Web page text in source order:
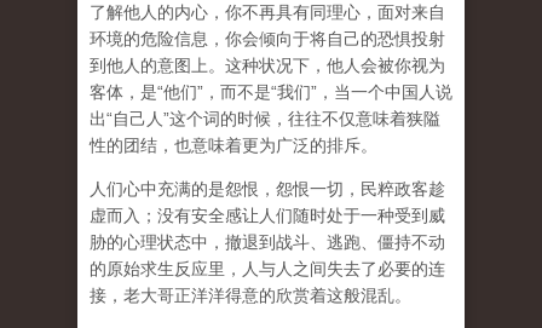
了解他人的内心，你不再具有同理心，面对来自
环境的危险信息，你会倾向于将自己的恐惧投射
到他人的意图上。这种状况下，他人会被你视为
客体，是“他们”，而不是“我们”， 当一个中国人说
出“自己人”这个词的时候，往往不仅意味着狭隘
性的团结，也意味着更为广泛的排斥。
人们心中充满的是怨恨，怨恨一切，民粹政客趁
虚而入；没有安全感让人们随时处于一种受到威
胁的心理状态中，撤退到战斗、逃跑、僵持不动
的原始求生反应里，人与人之间失去了必要的连
接，老大哥正洋洋得意的欣赏着这般混乱。